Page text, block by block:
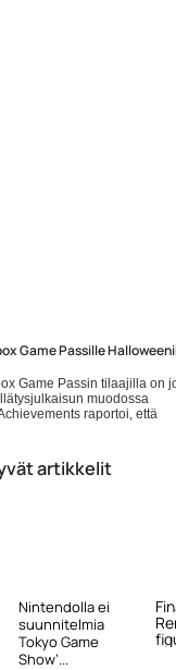
Game Passille
Game Passin tilaajilla on
muodossa
raportoi, että
artikkelit
Nintendolla ei
suunnitelmia
Tokyo Game
Show’...